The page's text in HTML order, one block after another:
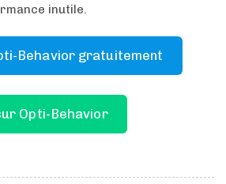
inutile.
Behavior gratuitement
Opti-Behavior